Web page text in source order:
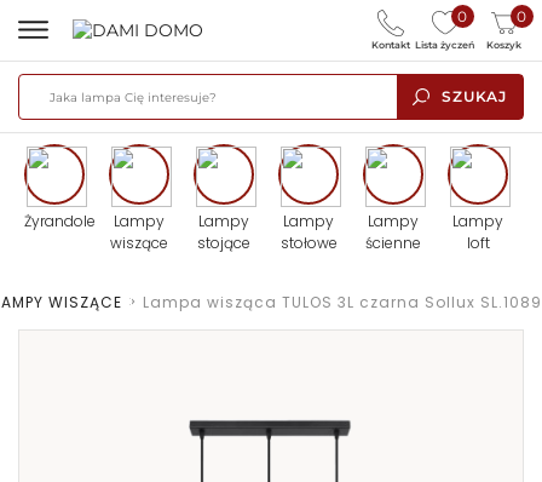
SZUKAJ
0
Lista życzeń
0
Koszyk
Kontakt
Żyrandole
Lampy
wiszące
Lampy
stojące
Lampy
stołowe
Lampy
ścienne
Lampy
loft
WISZĄCE > Lampa wisząca TULOS 3L czarna Sollux SL.1089